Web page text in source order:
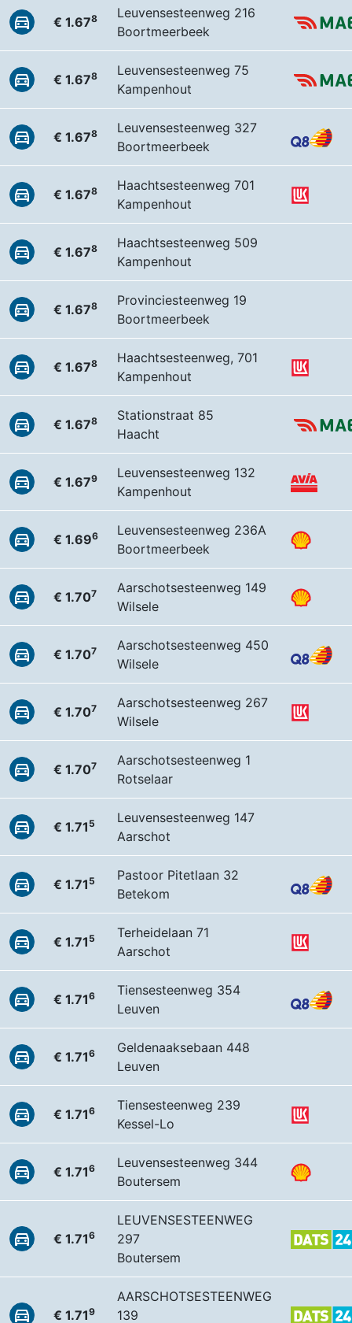
€ 1.678
Leuvensesteenweg 216
Boortmeerbeek
€ 1.678
Leuvensesteenweg 75
Kampenhout
€ 1.678
Leuvensesteenweg 327
Boortmeerbeek
€ 1.678
Haachtsesteenweg 701
Kampenhout
€ 1.678
Haachtsesteenweg 509
Kampenhout
€ 1.678
Provinciesteenweg 19
Boortmeerbeek
€ 1.678
Haachtsesteenweg, 701
Kampenhout
€ 1.678
Stationstraat 85
Haacht
€ 1.679
Leuvensesteenweg 132
Kampenhout
€ 1.696
Leuvensesteenweg 236A
Boortmeerbeek
€ 1.707
Aarschotsesteenweg 149
Wilsele
€ 1.707
Aarschotsesteenweg 450
Wilsele
€ 1.707
Aarschotsesteenweg 267
Wilsele
€ 1.707
Aarschotsesteenweg 1
Rotselaar
€ 1.71 5
Leuvensesteenweg 147
Aarschot
€ 1.71 5
Pastoor Pitetlaan 32
Betekom
€ 1.71 5
Terheidelaan 71
Aarschot
€ 1.716
Tiensesteenweg 354
Leuven
€ 1.716
Geldenaaksebaan 448
Leuven
€ 1.716
Tiensesteenweg 239
Kessel-Lo
€ 1.716
Leuvensesteenweg 344
Boutersem
€ 1.716
LEUVENSESTEENWEG
297
Boutersem
€ 1.719
AARSCHOTSESTEENWEG
139